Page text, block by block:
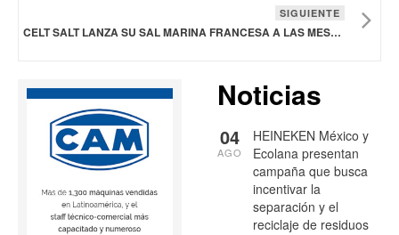
SIGUIENTE
CELT SALT LANZA SU SAL MARINA FRANCESA A LAS MESAS ESTADOUNIDENSES
Noticias
HEINEKEN México y
Ecolana presentan
campaña que busca
incentivar la
separación y el
reciclaje de residuos
04
AGO